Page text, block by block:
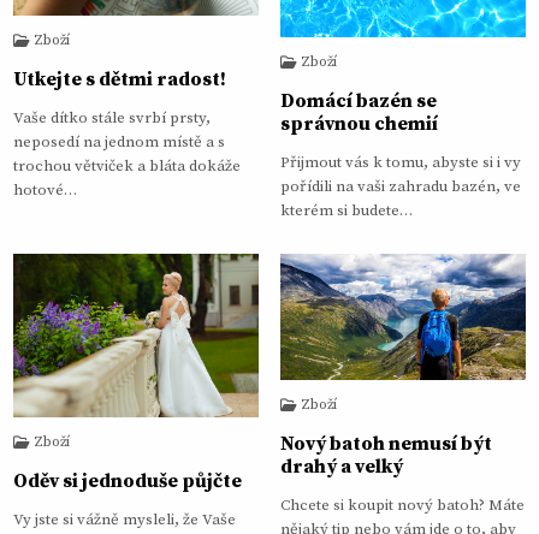
Zboží
Utkejte s dětmi radost!
Vaše dítko stále svrbí prsty,
neposedí na jednom místě a s
trochou větviček a bláta dokáže
hotové…
Zboží
Domácí bazén se
správnou chemií
Přijmout vás k tomu, abyste si i vy
pořídili na vaši zahradu bazén, ve
kterém si budete…
Zboží
Oděv si jednoduše půjčte
Vy jste si vážně mysleli, že Vaše
Zboží
Nový batoh nemusí být
drahý a velký
Chcete si koupit nový batoh? Máte
nějaký tip nebo vám jde o to, aby